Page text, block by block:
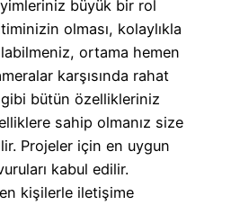
büyük bir rol
olması, kolaylıkla
ortama hemen
karşısında rahat
bütün özellikleriniz
sahip olmanız size
Projeler için en uygun
kabul edilir.
kişilerle iletişime